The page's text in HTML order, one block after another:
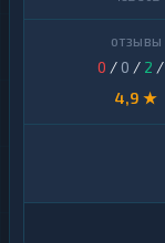
0 / 0 / 2 /
4,9 ★